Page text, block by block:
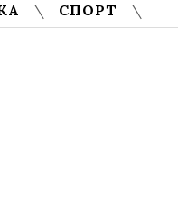
СПОРТ